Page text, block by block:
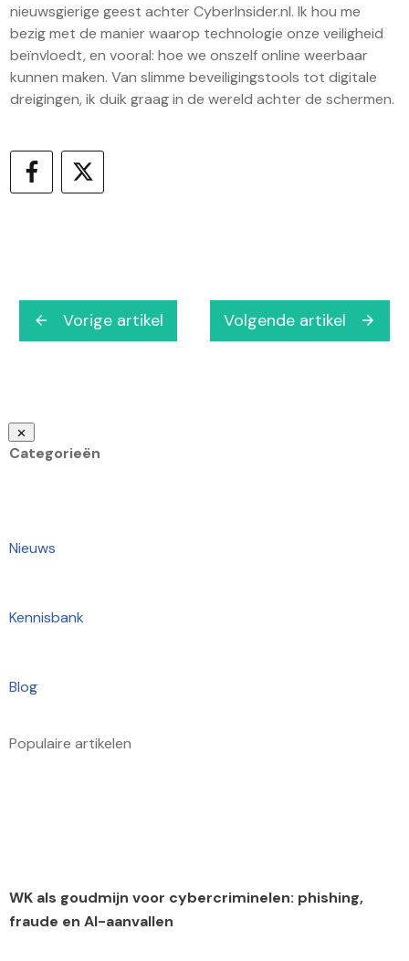
nieuwsgierige geest achter CyberInsider.nl. Ik hou me
bezig met de manier waarop technologie onze veiligheid
beïnvloedt, en vooral: hoe we onszelf online weerbaar
kunnen maken. Van slimme beveiligingstools tot digitale
dreigingen, ik duik graag in de wereld achter de schermen.
Vorige artikel Volgende artikel
Categorieën
Nieuws
Kennisbank
Blog
Populaire artikelen
WK als goudmijn voor cybercriminelen: phishing,
fraude en AI-aanvallen